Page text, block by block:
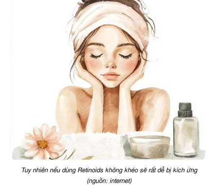
Tuy nhiên nếu dùng Retinoids không khéo sẽ rất dễ bị kích ứng
(nguồn: internet)